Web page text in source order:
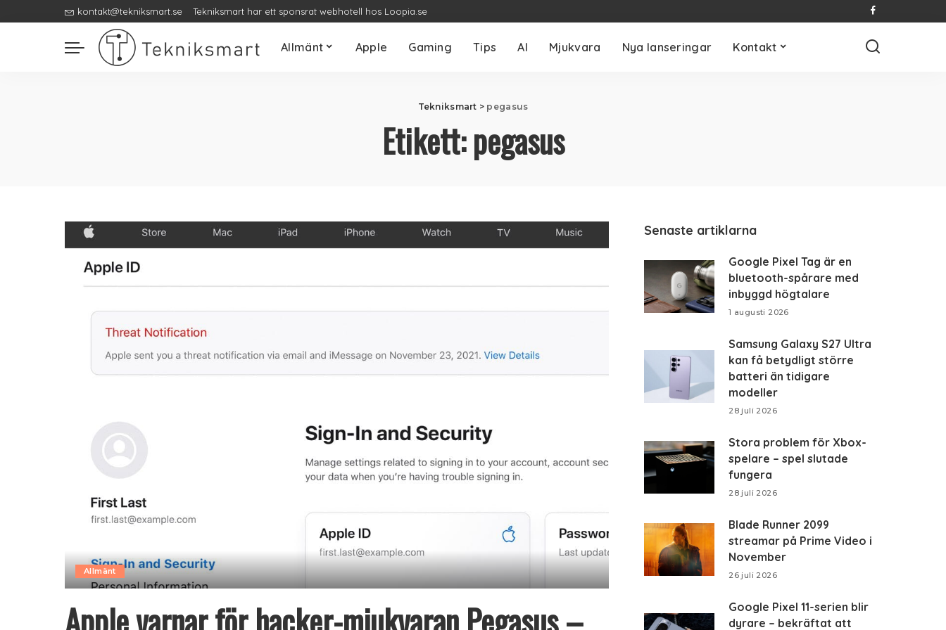
kontakt@tekniksmart.se Tekniksmart har ett sponsrat webhotell hos Loopia.se
Allmänt Apple Gaming Tips AI Mjukvara Nya lanseringar Kontakt
Tekniksmart > pegasus
Etikett:pegasus
Allmänt
Senaste artiklarna
Google Pixel Tag är en
bluetooth-spårare med
inbyggd högtalare
1 augusti 2026
Samsung Galaxy S27 Ultra
kan få betydligt större
batteri än tidigare
modeller
28 juli 2026
Stora problem för Xbox-
spelare – spel slutade
fungera
28 juli 2026
Blade Runner 2099
streamar på Prime Video i
November
26 juli 2026
Google Pixel 11-serien blir
dyrare – bekräftat att